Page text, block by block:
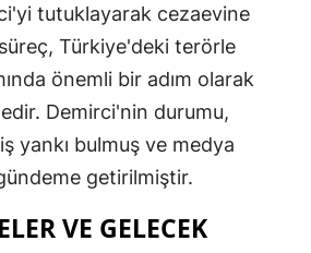
Sinop
Sivas
Tekirdağ
Tokat
tutuklayarak cezaevine
Türkiye'deki terörle
önemli bir adım olarak
Demirci'nin durumu,
yankı bulmuş ve medya
getirilmiştir.
VE GELECEK